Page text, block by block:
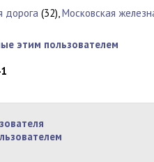
дорога (32),Московская
этим пользователем